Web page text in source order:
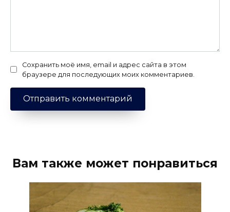
Сохранить моё имя, email и адрес сайта в этом
браузере для последующих моих комментариев.
Вам также может понравиться